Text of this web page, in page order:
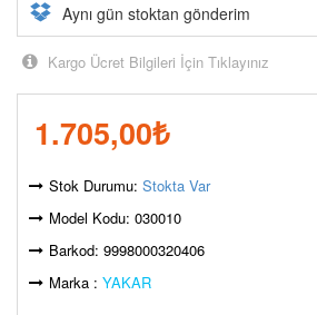
Aynı gün stoktan gönderim
Kargo Ücret Bilgileri İçin Tıklayınız
1.705,00₺
Stok Durumu: Stokta Var
Model Kodu: 030010
Barkod: 9998000320406
Marka : YAKAR